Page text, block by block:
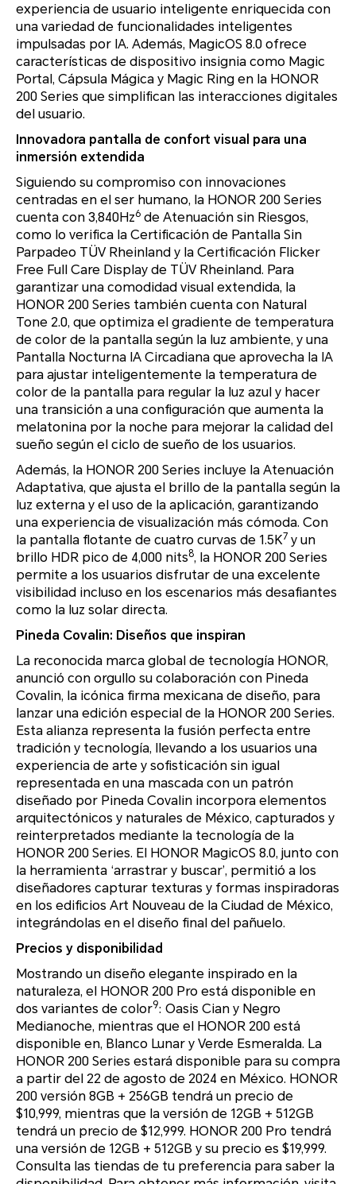
experiencia de usuario inteligente enriquecida con
una variedad de funcionalidades inteligentes
impulsadas por IA. Además, MagicOS 8.0 ofrece
características de dispositivo insignia como Magic
Portal, Cápsula Mágica y Magic Ring en la HONOR
200 Series que simplifican las interacciones digitales
del usuario.
Innovadora pantalla de confort visual para una
inmersión extendida
Siguiendo su compromiso con innovaciones
centradas en el ser humano, la HONOR 200 Series
cuenta con 3,840Hz6 de Atenuación sin Riesgos,
como lo verifica la Certificación de Pantalla Sin
Parpadeo TÜV Rheinland y la Certificación Flicker
Free Full Care Display de TÜV Rheinland. Para
garantizar una comodidad visual extendida, la
HONOR 200 Series también cuenta con Natural
Tone 2.0, que optimiza el gradiente de temperatura
de color de la pantalla según la luz ambiente, y una
Pantalla Nocturna IA Circadiana que aprovecha la IA
para ajustar inteligentemente la temperatura de
color de la pantalla para regular la luz azul y hacer
una transición a una configuración que aumenta la
melatonina por la noche para mejorar la calidad del
sueño según el ciclo de sueño de los usuarios.
Además, la HONOR 200 Series incluye la Atenuación
Adaptativa, que ajusta el brillo de la pantalla según la
luz externa y el uso de la aplicación, garantizando
una experiencia de visualización más cómoda. Con
la pantalla flotante de cuatro curvas de 1.5K7 y un
brillo HDR pico de 4,000 nits8, la HONOR 200 Series
permite a los usuarios disfrutar de una excelente
visibilidad incluso en los escenarios más desafiantes
como la luz solar directa.
Pineda Covalin: Diseños que inspiran
La reconocida marca global de tecnología HONOR,
anunció con orgullo su colaboración con Pineda
Covalin, la icónica firma mexicana de diseño, para
lanzar una edición especial de la HONOR 200 Series.
Esta alianza representa la fusión perfecta entre
tradición y tecnología, llevando a los usuarios una
experiencia de arte y sofisticación sin igual
representada en una mascada con un patrón
diseñado por Pineda Covalin incorpora elementos
arquitectónicos y naturales de México, capturados y
reinterpretados mediante la tecnología de la
HONOR 200 Series. El HONOR MagicOS 8.0, junto con
la herramienta ‘arrastrar y buscar’, permitió a los
diseñadores capturar texturas y formas inspiradoras
en los edificios Art Nouveau de la Ciudad de México,
integrándolas en el diseño final del pañuelo.
Precios y disponibilidad
Mostrando un diseño elegante inspirado en la
naturaleza, el HONOR 200 Pro está disponible en
dos variantes de color9: Oasis Cian y Negro
Medianoche, mientras que el HONOR 200 está
disponible en, Blanco Lunar y Verde Esmeralda. La
HONOR 200 Series estará disponible para su compra
a partir del 22 de agosto de 2024 en México. HONOR
200 versión 8GB + 256GB tendrá un precio de
$10,999, mientras que la versión de 12GB + 512GB
tendrá un precio de $12,999. HONOR 200 Pro tendrá
una versión de 12GB + 512GB y su precio es $19,999.
Consulta las tiendas de tu preferencia para saber la